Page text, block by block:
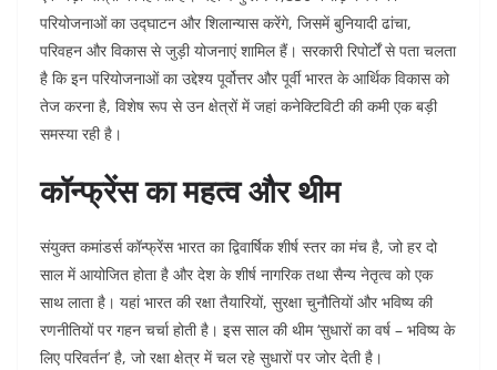
परियोजनाओं का उद्घाटन और शिलान्यास करेंगे, जिसमें बुनियादी ढांचा,
परिवहन और विकास से जुड़ी योजनाएं शामिल हैं। सरकारी रिपोर्टों से पता चलता
है कि इन परियोजनाओं का उद्देश्य पूर्वोत्तर और पूर्वी भारत के आर्थिक विकास को
तेज करना है, विशेष रूप से उन क्षेत्रों में जहां कनेक्टिविटी की कमी एक बड़ी
समस्या रही है।
कॉन्फ्रेंस का महत्व और थीम
संयुक्त कमांडर्स कॉन्फ्रेंस भारत का द्विवार्षिक शीर्ष स्तर का मंच है, जो हर दो
साल में आयोजित होता है और देश के शीर्ष नागरिक तथा सैन्य नेतृत्व को एक
साथ लाता है। यहां भारत की रक्षा तैयारियों, सुरक्षा चुनौतियों और भविष्य की
रणनीतियों पर गहन चर्चा होती है। इस साल की थीम ‘सुधारों का वर्ष – भविष्य के
लिए परिवर्तन’ है, जो रक्षा क्षेत्र में चल रहे सुधारों पर जोर देती है।